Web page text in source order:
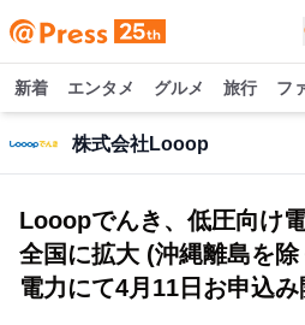
新着 エンタメ グルメ 旅行 フ
株式会社Looop
Looopでんき、低圧向け
全国に拡大 (沖縄離島を
電力にて4月11日お申込み